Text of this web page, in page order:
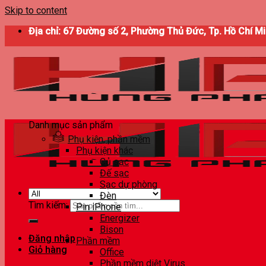
Skip to content
Địa chỉ: 67 Đường số 2, Phường Thủ Đức, Tp. Hồ Chí
Tìm kiếm:
Đăng nhập
Giỏ hàng
Danh mục sản phẩm
Phụ kiện, phần mềm
Phụ kiện khác
Củ sạc
Đế sạc
Sạc dự phòng
Đèn
Pin iPhone
Energizer
Bison
Phần mềm
Office
Phần mềm diệt Virus